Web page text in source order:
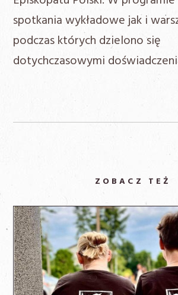
spotkania wykładowe jak i
podczas których dzielono się
dotychczasowymi
ZOBACZ TEŻ